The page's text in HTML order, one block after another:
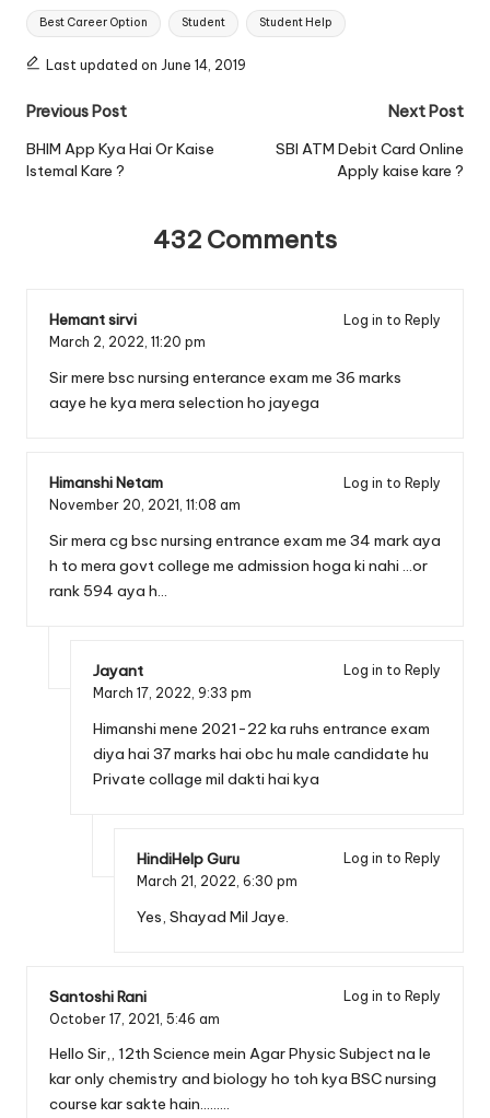
Tags:
Best Career Option Student Student Help
Last updated on June 14, 2019
Post
navigation
Previous Post
BHIM App Kya Hai Or Kaise
Istemal Kare ?
Next Post
SBI ATM Debit Card Online
Apply kaise kare ?
432 Comments
Hemant sirvi
Log in to Reply
March 2, 2022, 11:20 pm
Sir mere bsc nursing enterance exam me 36 marks
aaye he kya mera selection ho jayega
Himanshi Netam
Log in to Reply
November 20, 2021, 11:08 am
Sir mera cg bsc nursing entrance exam me 34 mark aya
h to mera govt college me admission hoga ki nahi …or
rank 594 aya h…
Jayant
Log in to Reply
March 17, 2022, 9:33 pm
Himanshi mene 2021-22 ka ruhs entrance exam
diya hai 37 marks hai obc hu male candidate hu
Private collage mil dakti hai kya
HindiHelp Guru
Log in to Reply
March 21, 2022, 6:30 pm
Yes, Shayad Mil Jaye.
Santoshi Rani
Log in to Reply
October 17, 2021, 5:46 am
Hello Sir,, 12th Science mein Agar Physic Subject na le
kar only chemistry and biology ho toh kya BSC nursing
course kar sakte hain………